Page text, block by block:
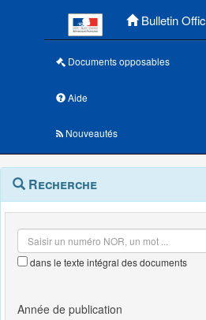
Bulletin
Documents opposables
Aide
Nouveautés
Navigation
outils
Menu
contextuel
Recherche
dans le texte intégral des documents